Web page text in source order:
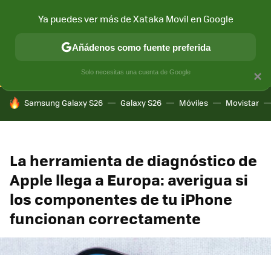
CONECTIVIDAD MÓVIL Y SOCIEDAD APLICACIONES
HOY SE HABLA DE
Samsung Galaxy S26 Galaxy S26 Móviles Movistar
La herramienta de diagnóstico de
Apple llega a Europa: averigua si
los componentes de tu iPhone
funcionan correctamente
×
Ya puedes ver más de Xataka Movil en Google
Añádenos como fuente preferida
Solo necesitas una cuenta de Google